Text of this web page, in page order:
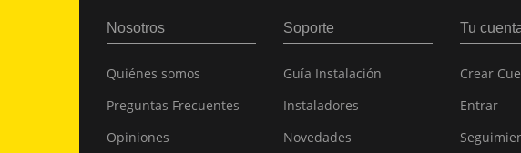
Nosotros
Quiénes somos
Preguntas Frecuentes
Opiniones
Soporte
Guía Instalación
Instaladores
Novedades
Tu
Crear
Entrar